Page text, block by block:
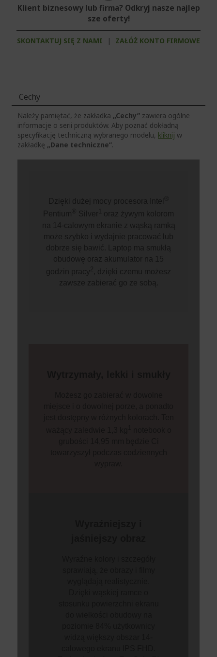
Klient biznesowy lub firma? Odkryj nasze najlep
sze oferty!
SKONTAKTUJ SIĘ Z NAMI | ZAŁÓŻ KONTO FIRMOWE
Cechy
Należy pamiętać, że zakładka „Cechy” zawiera ogólne
informacje o serii produktów. Aby poznać dokładną
specyfikację techniczną wybranego modelu, kliknij w
zakładkę „Dane techniczne”.